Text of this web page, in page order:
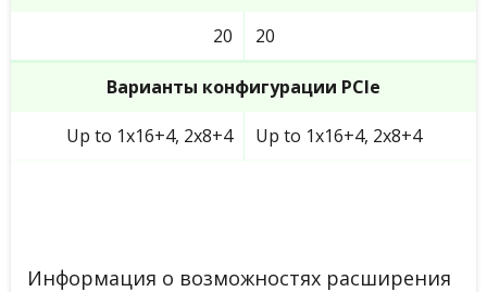
20 20
Варианты конфигурации PCIe
Up to 1x16+4, 2x8+4 Up to 1x16+4, 2x8+4
Информация о возможностях расширения